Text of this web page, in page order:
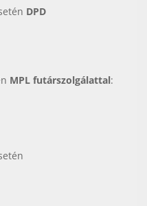
DPD
MPL futárszolgálattal: